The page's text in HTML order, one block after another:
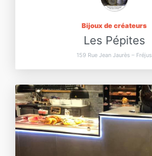
Bijoux de créateurs
Les Pépites
159 Rue Jean Jaurès – Fréjus